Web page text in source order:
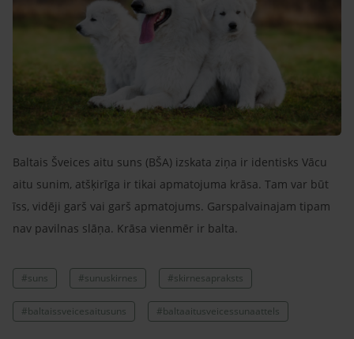
Baltais Šveices aitu suns (BŠA) izskata ziņa ir identisks Vācu
aitu sunim, atšķirīga ir tikai apmatojuma krāsa. Tam var būt
īss, vidēji garš vai garš apmatojums. Garspalvainajam tipam
nav pavilnas slāņa. Krāsa vienmēr ir balta.
#suns #sunuskirnes #skirnesapraksts
#baltaissveicesaitusuns #baltaaitusveicessunaattels